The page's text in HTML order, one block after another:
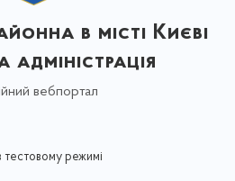
в місті Києві
адміністрація
вебпортал
режимі